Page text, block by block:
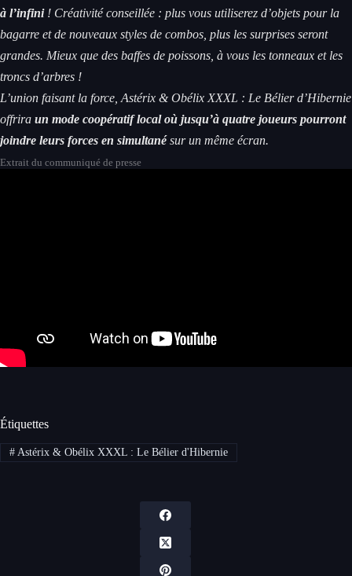
à l’infini! Créativité conseillée : plus vous utiliserez d’objets pour la
bagarre et de nouveaux styles de combos, plus les surprises seront
grandes. Mieux que des baffes de poissons, à vous les tonneaux et les
troncs d’arbres !
L’union faisant la force, Astérix & Obélix XXXL : Le Bélier d’Hibernie
offrira un mode coopératif local où jusqu’à quatre joueurs pourront
joindre leurs forces en simultanésur un même écran.
Extrait du communiqué de presse
Étiquettes
#Astérix & Obélix XXXL : Le Bélier d'Hibernie